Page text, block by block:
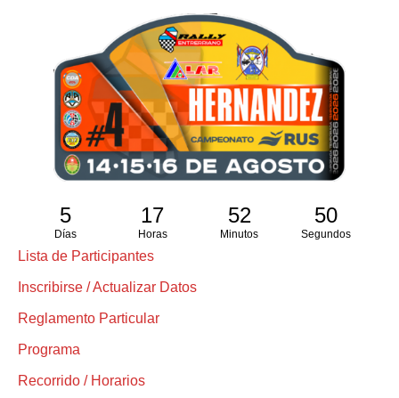
5
Días
17
Horas
52
Minutos
49
Segundos
Lista de Participantes
Inscribirse / Actualizar Datos
Reglamento Particular
Programa
Recorrido / Horarios